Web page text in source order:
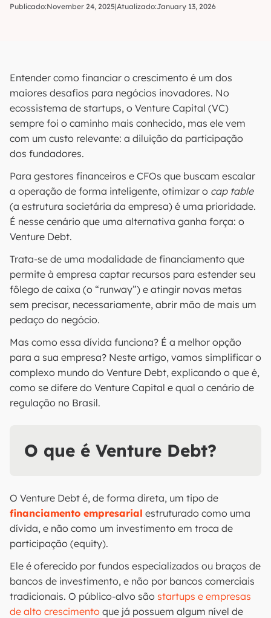
Publicado:November 24, 2025|Atualizado:January 13, 2026
Entender como financiar o crescimento é um dos
maiores desafios para negócios inovadores. No
ecossistema de startups, o Venture Capital (VC)
sempre foi o caminho mais conhecido, mas ele vem
com um custo relevante: a diluição da participação
dos fundadores.
Para gestores financeiros e CFOs que buscam escalar
a operação de forma inteligente, otimizar o cap table
(a estrutura societária da empresa) é uma prioridade.
É nesse cenário que uma alternativa ganha força: o
Venture Debt.
Trata-se de uma modalidade de financiamento que
permite à empresa captar recursos para estender seu
fôlego de caixa (o “runway”) e atingir novas metas
sem precisar, necessariamente, abrir mão de mais um
pedaço do negócio.
Mas como essa dívida funciona? É a melhor opção
para a sua empresa? Neste artigo, vamos simplificar o
complexo mundo do Venture Debt, explicando o que é,
como se difere do Venture Capital e qual o cenário de
regulação no Brasil.
O que é Venture Debt?
O Venture Debt é, de forma direta, um tipo de
financiamento empresarial estruturado como uma
dívida, e não como um investimento em troca de
participação (equity).
Ele é oferecido por fundos especializados ou braços de
bancos de investimento, e não por bancos comerciais
tradicionais. O público-alvo são startups e empresas
de alto crescimento que já possuem algum nível de